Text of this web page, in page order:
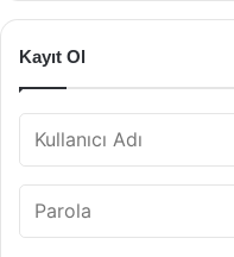
Kayıt Ol